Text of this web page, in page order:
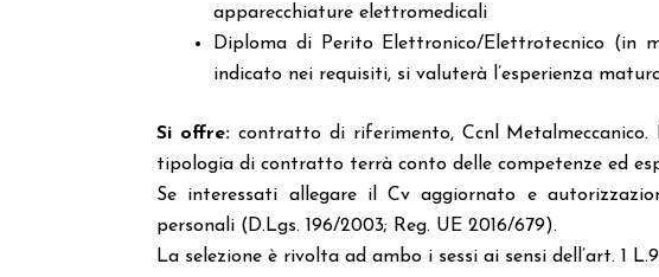
apparecchiature elettromedicali
Diploma di Perito Elettronico/Elettrotecnico (in
indicato nei requisiti, si valuterà l’esperienza
Si offre: contratto di riferimento, Ccnl
tipologia di contratto terrà conto delle competenze ed
Se interessati allegare il Cv aggiornato e
personali (D.Lgs. 196/2003; Reg. UE 2016/679).
La selezione è rivolta ad ambo i sessi ai sensi dell’art. 1